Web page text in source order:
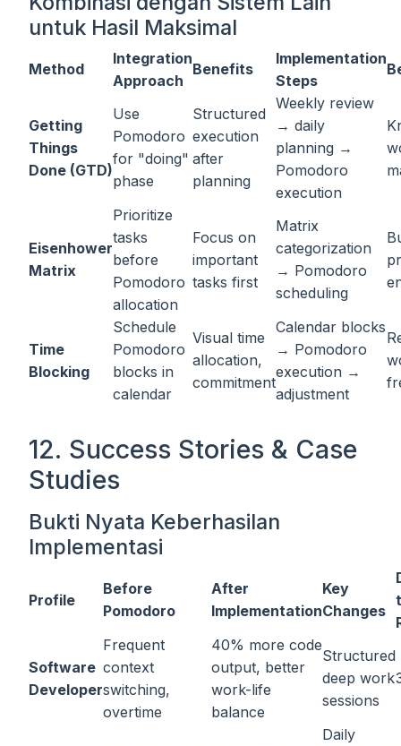
untuk Hasil Maksimal
Method
Integration
Approach
Benefits
Implementation
Steps
Getting
Things
Done (GTD)
Use
Pomodoro
for "doing"
phase
Structured
execution
after
planning
Weekly review
→ daily
planning →
Pomodoro
execution
Eisenhower
Matrix
Prioritize
tasks
before
Pomodoro
allocation
Focus on
important
tasks first
Matrix
categorization
→ Pomodoro
scheduling
Time
Blocking
Schedule
Pomodoro
blocks in
calendar
Visual time
allocation,
commitment
Calendar blocks
→ Pomodoro
execution →
adjustment
12. Success Stories & Case
Studies
Bukti Nyata Keberhasilan
Implementasi
Profile
Before
Pomodoro
After
Implementation
Key
Changes
Software
Developer
Frequent
context
switching,
overtime
40% more code
output, better
work-life
balance
Structured
deep work
sessions
Daily